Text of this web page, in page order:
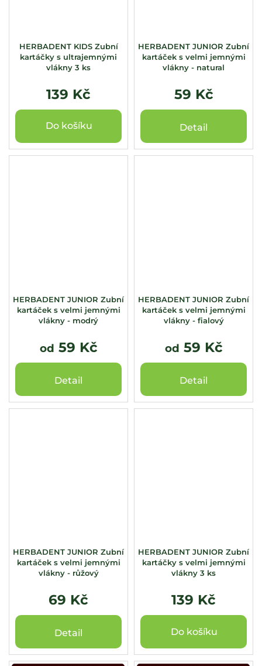
HERBADENT KIDS Zubní
kartáčky s ultrajemnými
vlákny 3 ks
139 Kč
Do košíku
HERBADENT JUNIOR Zubní
kartáček s velmi jemnými
vlákny - natural
59 Kč
Detail
HERBADENT JUNIOR Zubní
kartáček s velmi jemnými
vlákny - modrý
od 59 Kč
Detail
HERBADENT JUNIOR Zubní
kartáček s velmi jemnými
vlákny - fialový
od 59 Kč
Detail
HERBADENT JUNIOR Zubní
kartáček s velmi jemnými
vlákny - růžový
69 Kč
Detail
HERBADENT JUNIOR Zubní
kartáčky s velmi jemnými
vlákny 3 ks
139 Kč
Do košíku